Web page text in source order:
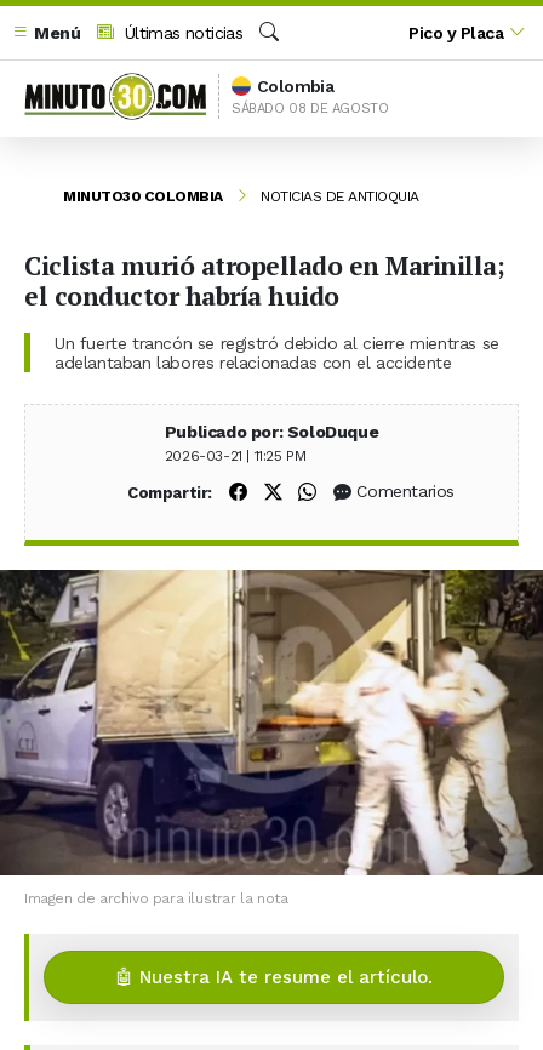
Menú
Últimas noticias
Buscar
Pico y Placa
Colombia
SÁBADO 08 DE AGOSTO
MINUTO30 COLOMBIA NOTICIAS DE ANTIOQUIA
Ciclista murió atropellado en Marinilla;
el conductor habría huido
Un fuerte trancón se registró debido al cierre mientras se
adelantaban labores relacionadas con el accidente
Publicado por: SoloDuque
2026-03-21 | 11:25 PM
Compartir: Compartir en Facebook
Compartir en X (Twitter)
Compartir en WhatsApp
Comentarios
Imagen de archivo para ilustrar la nota
🤖 Nuestra IA te resume el artículo.